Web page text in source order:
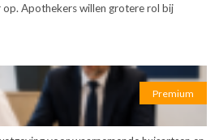
op. Apothekers willen grotere rol bij
Premium